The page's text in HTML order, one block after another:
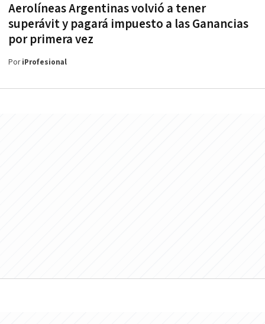
Aerolíneas Argentinas volvió a tener
superávit y pagará impuesto a las Ganancias
por primera vez
PoriProfesional